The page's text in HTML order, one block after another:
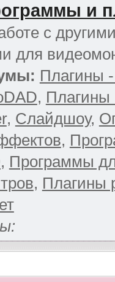
и
с
для
Плагины
, Плагины
, Слайдшоу,
,
, Программы
, Плагины